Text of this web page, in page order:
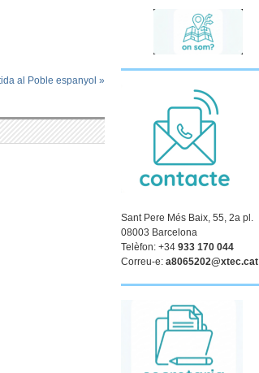
al Poble espanyol »
Sant Pere Més Baix, 55, 2a pl.
08003 Barcelona
Telèfon: +34 933 170 044
Correu-e: a8065202@xtec.cat